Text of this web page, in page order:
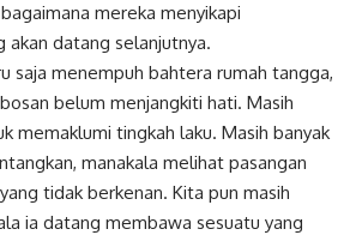
mereka menyikapi
akan datang selanjutnya.
saja menempuh bahtera rumah tangga,
belum menjangkiti hati. Masih
memaklumi tingkah laku. Masih banyak
manakala melihat pasangan
tidak berkenan. Kita pun masih
ia datang membawa sesuatu yang